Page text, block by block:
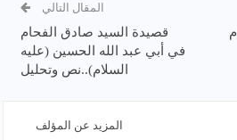
المقال التالي
قصيدة السيد صادق الفحام
في أبي عبد الله الحسين (عليه
السلام)..نص وتحليل
المزيد عن المؤلف